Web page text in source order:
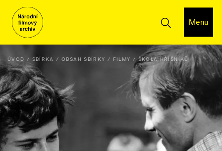
Menu
ÚVOD SBÍRKA OBSAH SBÍRKY FILMY ŠKOLA HŘÍŠNÍKŮ